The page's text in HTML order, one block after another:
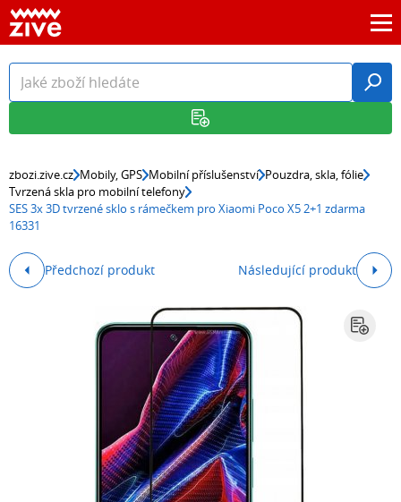
zbozi.zive.cz Mobily, GPS Mobilní příslušenství Pouzdra, skla, fólie
Tvrzená skla pro mobilní telefony
SES 3x 3D tvrzené sklo s rámečkem pro Xiaomi Poco X5 2+1 zdarma
16331
Předchozí produkt Následující produkt